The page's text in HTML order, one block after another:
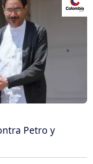
Petro y